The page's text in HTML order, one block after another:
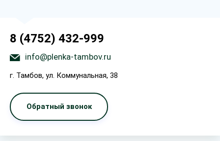
8 (4752) 432-999
info@plenka-tambov.ru
г. Тамбов, ул. Коммунальная, 38
Обратный звонок